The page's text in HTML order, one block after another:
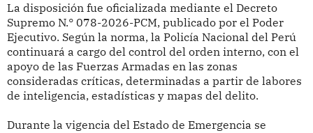
La disposición fue oficializada mediante el Decreto
Supremo N.° 078-2026-PCM, publicado por el Poder
Ejecutivo. Según la norma, la Policía Nacional del Perú
continuará a cargo del control del orden interno, con el
apoyo de las Fuerzas Armadas en las zonas
consideradas críticas, determinadas a partir de labores
de inteligencia, estadísticas y mapas del delito.
Durante la vigencia del Estado de Emergencia se